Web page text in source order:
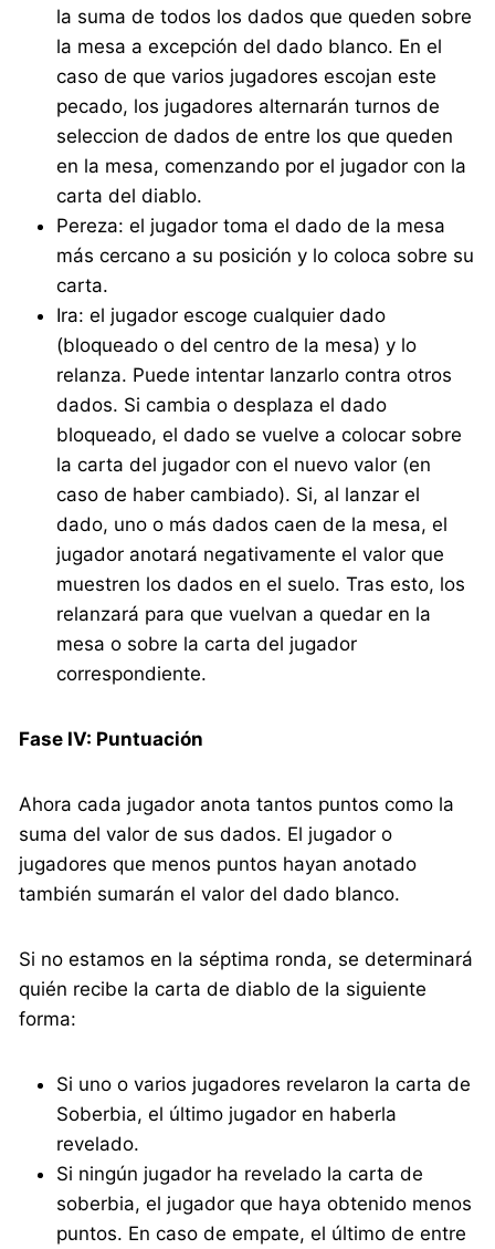
la suma de todos los dados que queden sobre
la mesa a excepción del dado blanco. En el
caso de que varios jugadores escojan este
pecado, los jugadores alternarán turnos de
seleccion de dados de entre los que queden
en la mesa, comenzando por el jugador con la
carta del diablo.
Pereza: el jugador toma el dado de la mesa
más cercano a su posición y lo coloca sobre su
carta.
Ira: el jugador escoge cualquier dado
(bloqueado o del centro de la mesa) y lo
relanza. Puede intentar lanzarlo contra otros
dados. Si cambia o desplaza el dado
bloqueado, el dado se vuelve a colocar sobre
la carta del jugador con el nuevo valor (en
caso de haber cambiado). Si, al lanzar el
dado, uno o más dados caen de la mesa, el
jugador anotará negativamente el valor que
muestren los dados en el suelo. Tras esto, los
relanzará para que vuelvan a quedar en la
mesa o sobre la carta del jugador
correspondiente.
Fase IV: Puntuación
Ahora cada jugador anota tantos puntos como la
suma del valor de sus dados. El jugador o
jugadores que menos puntos hayan anotado
también sumarán el valor del dado blanco.
Si no estamos en la séptima ronda, se determinará
quién recibe la carta de diablo de la siguiente
forma:
Si uno o varios jugadores revelaron la carta de
Soberbia, el último jugador en haberla
revelado.
Si ningún jugador ha revelado la carta de
soberbia, el jugador que haya obtenido menos
puntos. En caso de empate, el último de entre